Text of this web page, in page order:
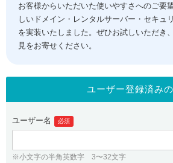
お客様からいただいた使いやすさへのご要
しいドメイン・レンタルサーバー・セキュ
を実装いたしました。ぜひお試しいただき
見をお寄せください。
ユーザー登録済み
ユーザー名 必須
※小文字の半角英数字 3〜32文字